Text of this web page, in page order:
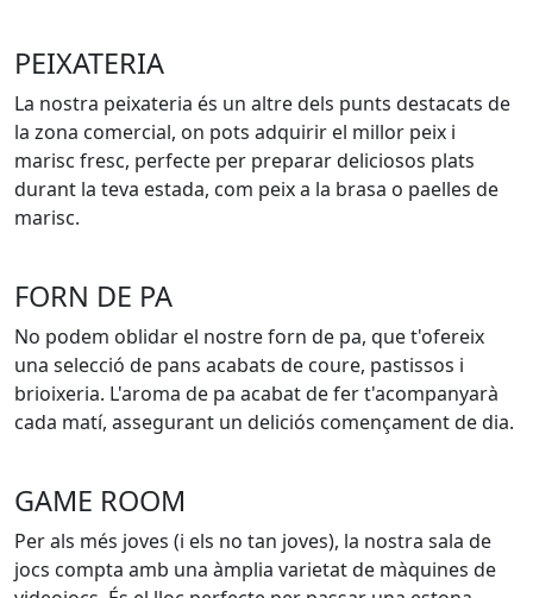
PEIXATERIA
La nostra peixateria és un altre dels punts destacats de
la zona comercial, on pots adquirir el millor peix i
marisc fresc, perfecte per preparar deliciosos plats
durant la teva estada, com peix a la brasa o paelles de
marisc.
FORN DE PA
No podem oblidar el nostre forn de pa, que t'ofereix
una selecció de pans acabats de coure, pastissos i
brioixeria. L'aroma de pa acabat de fer t'acompanyarà
cada matí, assegurant un deliciós començament de dia.
GAME ROOM
Per als més joves (i els no tan joves), la nostra sala de
jocs compta amb una àmplia varietat de màquines de